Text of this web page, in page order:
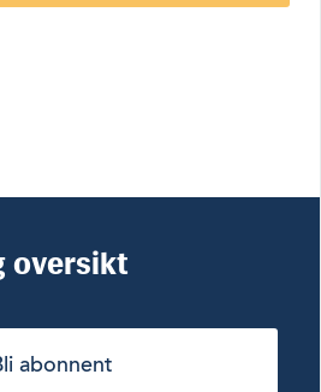
oversikt
abonnent